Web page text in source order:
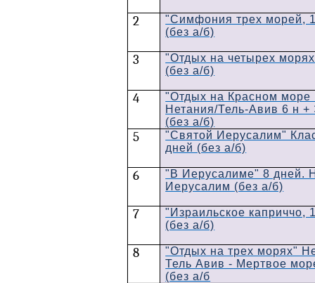
2
"Симфония трех морей,
(без а/б)
3
"Отдых на четырех
(без а/б)
4
"Отдых на Красном море
Нетания/Тель-Авив 6 н +
(без а/б)
5
"Святой Иерусалим"
дней (без а/б)
6
"В Иерусалиме" 8 дней.
Иерусалим (без а/б)
7
"Израильское каприччо,
(без а/б)
8
"Отдых на трех морях"
Тель Авив - Мертвое
(без а/б